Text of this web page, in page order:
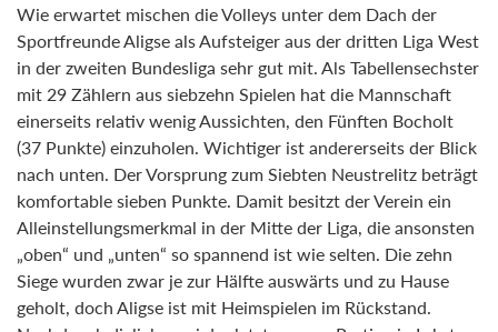
Wie erwartet mischen die Volleys unter dem Dach der
Sportfreunde Aligse als Aufsteiger aus der dritten Liga West
in der zweiten Bundesliga sehr gut mit. Als Tabellensechster
mit 29 Zählern aus siebzehn Spielen hat die Mannschaft
einerseits relativ wenig Aussichten, den Fünften Bocholt
(37 Punkte) einzuholen. Wichtiger ist andererseits der Blick
nach unten. Der Vorsprung zum Siebten Neustrelitz beträgt
komfortable sieben Punkte. Damit besitzt der Verein ein
Alleinstellungsmerkmal in der Mitte der Liga, die ansonsten
„oben“ und „unten“ so spannend ist wie selten. Die zehn
Siege wurden zwar je zur Hälfte auswärts und zu Hause
geholt, doch Aligse ist mit Heimspielen im Rückstand.